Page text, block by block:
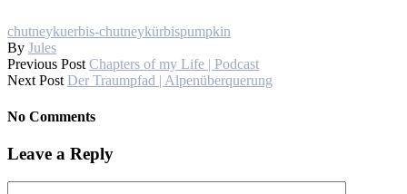
chutneykuerbis-chutneykürbispumpkin
By Jules
Previous Post Chapters of my Life | Podcast
Next Post Der Traumpfad | Alpenüberquerung
No Comments
Leave a Reply